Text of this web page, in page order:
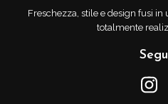
Freschezza, stile e design fusi
totalmente